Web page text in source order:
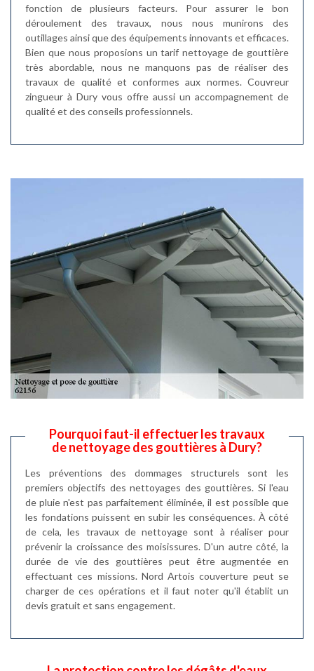
fonction de plusieurs facteurs. Pour assurer le bon
déroulement des travaux, nous nous munirons des
outillages ainsi que des équipements innovants et efficaces.
Bien que nous proposions un tarif nettoyage de gouttière
très abordable, nous ne manquons pas de réaliser des
travaux de qualité et conformes aux normes. Couvreur
zingueur à Dury vous offre aussi un accompagnement de
qualité et des conseils professionnels.
Pourquoi faut-il effectuer les travaux
de nettoyage des gouttières à Dury?
Les préventions des dommages structurels sont les
premiers objectifs des nettoyages des gouttières. Si l'eau
de pluie n'est pas parfaitement éliminée, il est possible que
les fondations puissent en subir les conséquences. À côté
de cela, les travaux de nettoyage sont à réaliser pour
prévenir la croissance des moisissures. D'un autre côté, la
durée de vie des gouttières peut être augmentée en
effectuant ces missions. Nord Artois couverture peut se
charger de ces opérations et il faut noter qu'il établit un
devis gratuit et sans engagement.